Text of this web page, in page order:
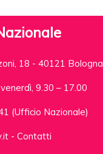
18 - 40121 Bologna
9.30 – 17.00
(Ufficio Nazionale)
- Contatti